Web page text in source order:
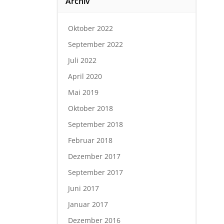
Oktober 2022
September 2022
Juli 2022
April 2020
Mai 2019
Oktober 2018
September 2018
Februar 2018
Dezember 2017
September 2017
Juni 2017
Januar 2017
Dezember 2016